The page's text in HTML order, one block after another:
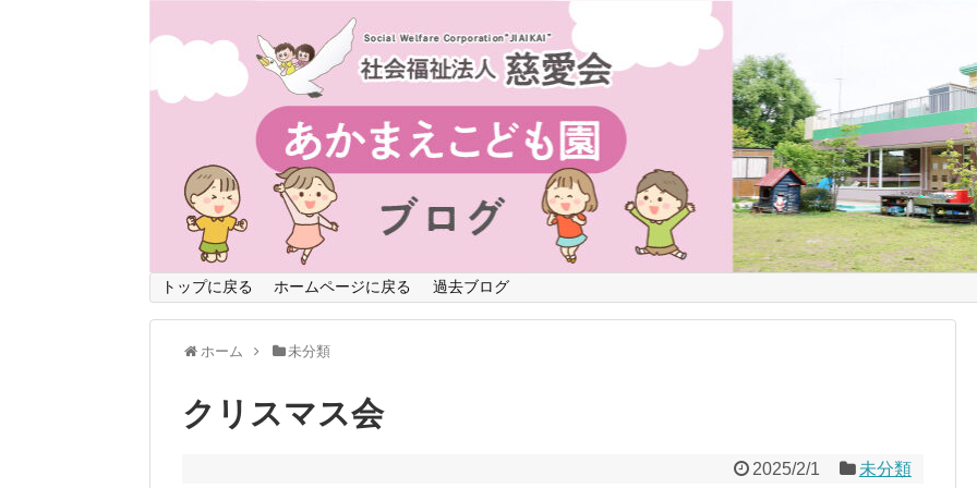
トップに戻る ホームページに戻る 過去ブログ
ホーム 未分類
クリスマス会
2025/2/1 未分類